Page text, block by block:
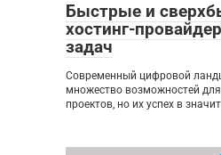
Быстрые и
хостинг-
задач
Современный цифровой
множество возможностей
проектов, но их успех в